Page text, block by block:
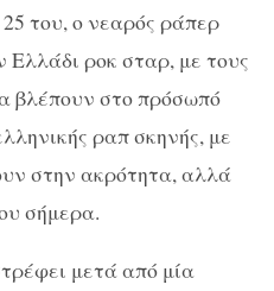
του, ο νεαρός ράπερ
Ελλάδι ροκ σταρ, με τους
βλέπουν στο πρόσωπό
ραπ σκηνής, με
στην ακρότητα, αλλά
σήμερα.
μετά από μία